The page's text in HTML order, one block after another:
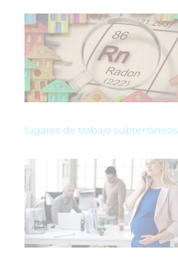
lugares de trabajo subterráneos